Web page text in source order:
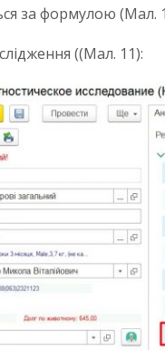
за формулою (Мал.
((Мал. 11):